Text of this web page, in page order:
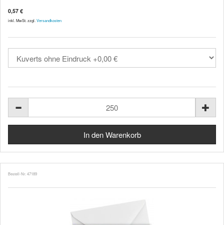
0,57 €
inkl. MwSt. zzgl. Versandkosten
Bestell-Nr. 47189